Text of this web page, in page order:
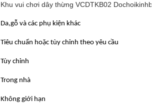
Khu vui chơi dây thừng VCDTKB02
Da,gỗ và các phụ kiện khác
Tiêu chuẩn hoặc tùy chỉnh theo yêu cầu
Tùy chỉnh
Trong nhà
Không giới hạn